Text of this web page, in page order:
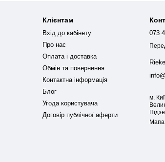
Клієнтам
Вхід до кабінету
Про нас
Оплата і доставка
Обмін та повернення
Контактна інформація
Блог
Угода користувача
Договір публічної аферти
073
м.
Мапа